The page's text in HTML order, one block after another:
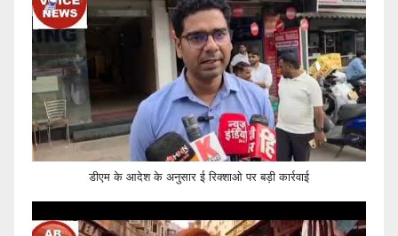
डीएम के आदेश के अनुसार ई रिक्शाओ पर बड़ी कार्रवाई